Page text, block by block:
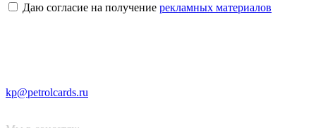
Даю согласие на получение рекламных материалов
kp@petrolcards.ru